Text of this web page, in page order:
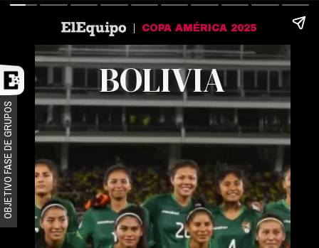
OBJETIVO FASE DE GRUPOS
COPA AMÉRICA 2025
BOLIVIA